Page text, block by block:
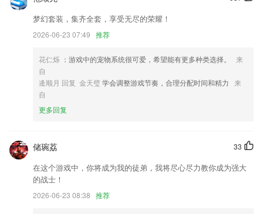
新增地图模式
新增兼容至android 12;
直播流程更简单了！只需要在比赛上直接点击直播就可以开播啦！
增加视频模板制作
以上就是波音mg网站平台的介绍，如果您喜欢这款软件，您可以到应用
梦幻套装，集齐全套，享受无尽的荣耀！
2026-06-23 07:49 推荐
花仁烁 ：游戏中的宠物系统很可爱，希望能有更多种类选择。
来
自
逄顺月 回复 金天璧 学会调整游戏节奏，合理分配时间和精力 来
自
更多回复
33
储琬荔
在这个游戏中，你将成为我的徒弟，我将尽心尽力教你成为强大
的战士！
2026-06-23 08:38 推荐